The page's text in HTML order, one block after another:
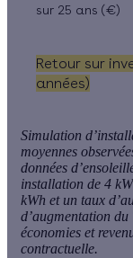
sur 25 ans (€)
Retour sur
années)
Simulation
moyennes
données
installation de 4
kWh et un taux
d’augmentation
économies et
contractuelle.